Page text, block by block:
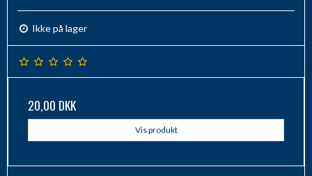
Ikke på lager
20,00 DKK
Vis produkt